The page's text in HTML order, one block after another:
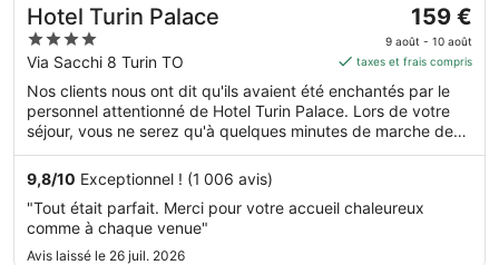
Hotel Turin Palace
4
out
of
5
Via Sacchi 8 Turin TO
Le
prix
est
de 159 €
par
nuit
août.
159 €
9 août - 10 août
taxes et frais compris
Nos clients nous ont dit qu'ils avaient été enchantés par le
personnel attentionné de Hotel Turin Palace. Lors de votre
séjour, vous ne serez qu'à quelques minutes de marche de
Via Roma. Dans cet hébergement, vous profiterez de
prestations de choix comme le petit déjeuner gratuit et
l'accès Wi-Fi à Internet gratuit, sans oublier un restaurant.
Cet hébergement propose des services et équipements pour
chouchouter les boules de tous poils, notamment des
gamelles pour l'eau et la nourriture.
9,8/10 Exceptionnel ! (1 006 avis)
"Tout était parfait. Merci pour votre accueil chaleureux
comme à chaque venue"
Avis laissé le 26 juil. 2026